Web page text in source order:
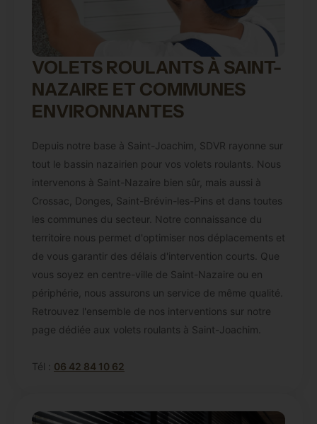
VOLETS ROULANTS À SAINT-
NAZAIRE ET COMMUNES
ENVIRONNANTES
Depuis notre base à Saint-Joachim, SDVR rayonne sur
tout le bassin nazairien pour vos volets roulants. Nous
intervenons à Saint-Nazaire bien sûr, mais aussi à
Crossac, Donges, Saint-Brévin-les-Pins et dans toutes
les communes du secteur. Notre connaissance du
territoire nous permet d'optimiser nos déplacements et
de vous garantir des délais d'intervention courts. Que
vous soyez en centre-ville de Saint-Nazaire ou en
périphérie, nous assurons un service de même qualité.
Retrouvez l'ensemble de nos interventions sur notre
page dédiée aux volets roulants à Saint-Joachim.
Tél : 06 42 84 10 62